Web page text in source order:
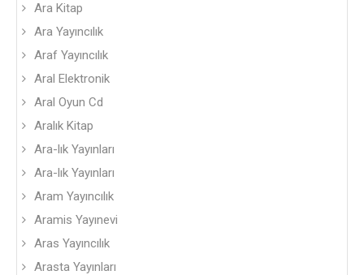
Ara Kitap
Ara Yayıncılık
Araf Yayıncılık
Aral Elektronik
Aral Oyun Cd
Aralık Kitap
Ara-lık Yayınları
Ara-lık Yayınları
Aram Yayıncılık
Aramis Yayınevi
Aras Yayıncılık
Arasta Yayınları